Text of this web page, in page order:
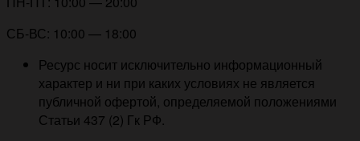
СБ-ВС: 10:00 — 18:00
Ресурс носит исключительно информационный
характер и ни при каких условиях не является
публичной офертой, определяемой положениями
Статьи 437 (2) Гк РФ.